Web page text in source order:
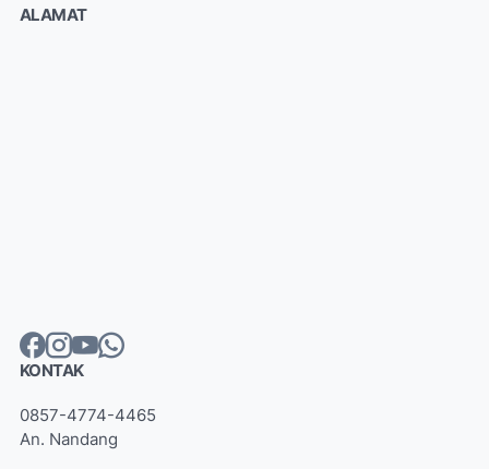
ALAMAT
KONTAK
0857-4774-4465
An. Nandang